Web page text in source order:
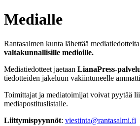
Medialle
Rantasalmen kunta lähettää mediatiedotteita
valtakunnallisille medioille.
Mediatiedotteet jaetaan LianaPress-
tiedotteiden jakeluun vakiintuneelle
Toimittajat ja mediatoimijat voivat pyytää
mediapostituslistalle.
Liittymispyynnöt: viestinta@rantasalmi.fi